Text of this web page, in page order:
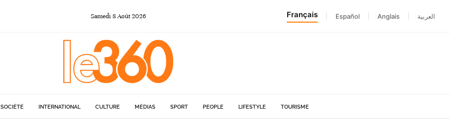
Samedi 8Août2026 Français Español Anglais العربية
SOCIÉTÉ INTERNATIONAL CULTURE MÉDIAS SPORT PEOPLE LIFESTYLE TOURISME